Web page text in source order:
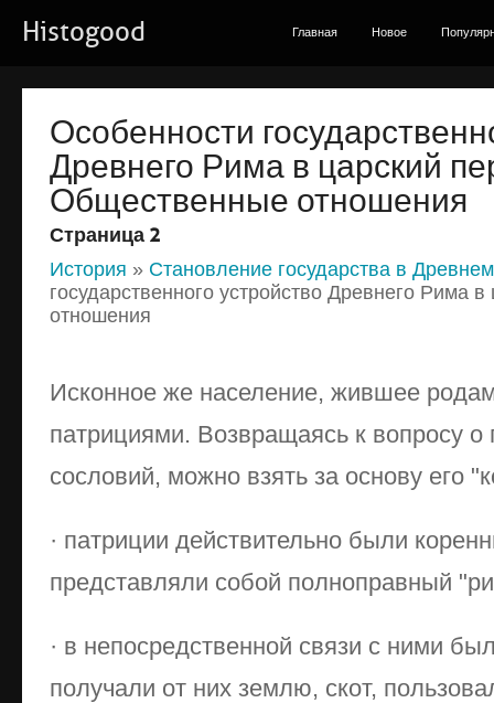
Histogood Главная Новое
Особенности
Древнего Рима в царский
Общественные отношения
Страница 2
История » Становление государства в
государственного устройство Древнего Рима
отношения
Исконное же население, жившее
патрициями. Возвращаясь к вопросу
сословий, можно взять за основу его
· патриции действительно были
представляли собой полноправный
· в непосредственной связи с ними
получали от них землю, скот,